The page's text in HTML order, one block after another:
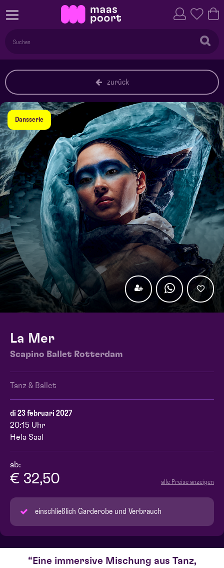
zurück
Dansserie
La Mer
Scapino Ballet Rotterdam
Tanz & Ballet
di 23 februari 2027
20:15 Uhr
Hela Saal
ab:
€ 32,50 alle Preise anzeigen
einschließlich Garderobe und Verbrauch
Eine immersive Mischung aus Tanz,